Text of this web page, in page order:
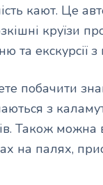
кают. Це
круїзи
та екскурсії
побачити
з
Також можна
на палях,